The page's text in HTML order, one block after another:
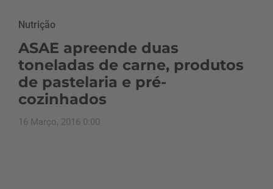
Nutrição
ASAE apreende duas
toneladas de carne, produtos
de pastelaria e pré-
cozinhados
16 Março, 2016 0:00